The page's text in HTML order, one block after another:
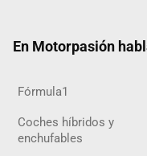
En Motorpasión
Fórmula1
Coches híbridos y
enchufables